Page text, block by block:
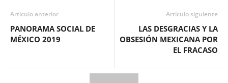
Artículo anterior
PANORAMA SOCIAL DE
MÉXICO 2019
Artículo siguiente
LAS DESGRACIAS Y LA
OBSESIÓN MEXICANA POR
EL FRACASO